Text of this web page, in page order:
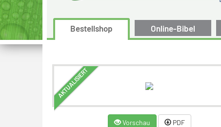
Bestellshop Online-Bibel
AKTUALISIERT
Vorschau PDF